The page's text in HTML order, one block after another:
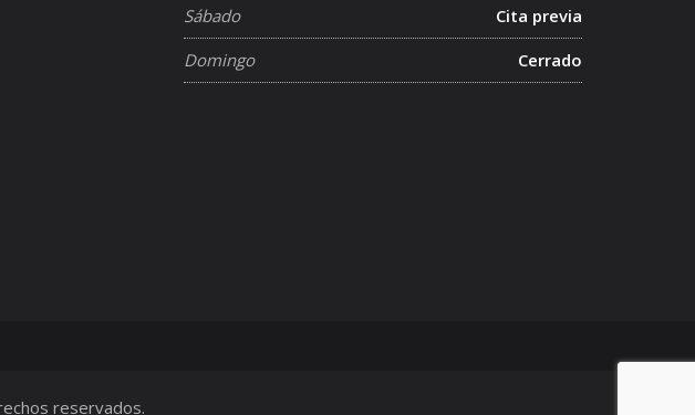
Sábado
Cita previa
Domingo
Cerrado
reservados.